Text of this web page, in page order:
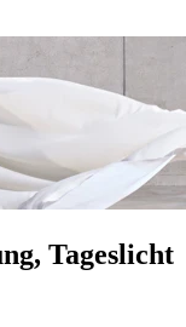
Tageslicht